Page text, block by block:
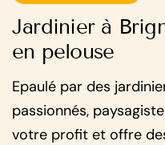
Jardinier à
en pelouse
Epaulé par des
passionnés,
votre profit et offre